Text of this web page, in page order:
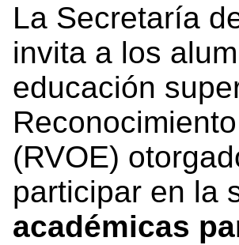
La Secretaría
invita a los
educación
(RVOE)
participar en la
académicas